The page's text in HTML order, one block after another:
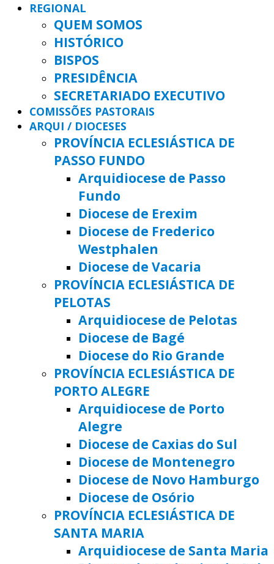
REGIONAL
QUEM SOMOS
HISTÓRICO
BISPOS
PRESIDÊNCIA
SECRETARIADO EXECUTIVO
COMISSÕES PASTORAIS
ARQUI / DIOCESES
PROVÍNCIA ECLESIÁSTICA DE
PASSO FUNDO
Arquidiocese de Passo
Fundo
Diocese de Erexim
Diocese de Frederico
Westphalen
Diocese de Vacaria
PROVÍNCIA ECLESIÁSTICA DE
PELOTAS
Arquidiocese de Pelotas
Diocese de Bagé
Diocese do Rio Grande
PROVÍNCIA ECLESIÁSTICA DE
PORTO ALEGRE
Arquidiocese de Porto
Alegre
Diocese de Caxias do Sul
Diocese de Montenegro
Diocese de Novo Hamburgo
Diocese de Osório
PROVÍNCIA ECLESIÁSTICA DE
SANTA MARIA
Arquidiocese de Santa Maria